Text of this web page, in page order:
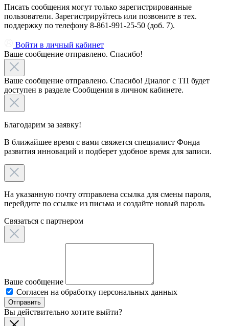
Писать сообщения могут только зарегистрированные
пользователи. Зарегистрируйтесь или позвоните в тех.
поддержку по телефону 8-861-991-25-50 (доб. 7).
Войти в личный кабинет
Ваше сообщение отправлено. Спасибо!
Ваше сообщение отправлено. Спасибо! Диалог с ТП будет
доступен в разделе Сообщения в личном кабинете.
Благодарим за заявку!
В ближайшее время с вами свяжется специалист Фонда
развития инноваций и подберет удобное время для записи.
На указанную почту отправлена ссылка для смены пароля,
перейдите по ссылке из письма и создайте новый пароль
Связаться c партнером
Ваше сообщение
Согласен на обработку персональных данных
Отправить
Вы действительно хотите выйти?